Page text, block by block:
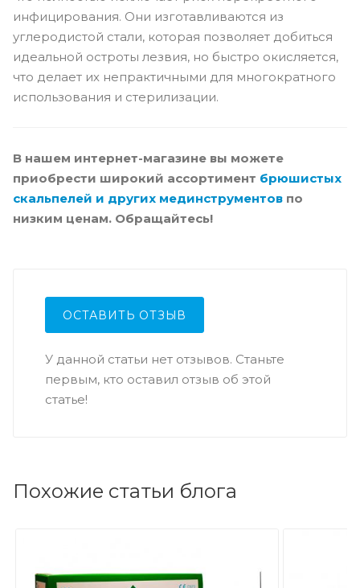
инфицирования. Они изготавливаются из
углеродистой стали, которая позволяет добиться
идеальной остроты лезвия, но быстро окисляется,
что делает их непрактичными для многократного
использования и стерилизации.
В нашем интернет-магазине вы можете
приобрести широкий ассортимент брюшистых
скальпелей и других мединструментов по
низким ценам. Обращайтесь!
ОСТАВИТЬ ОТЗЫВ
У данной статьи нет отзывов. Станьте
первым, кто оставил отзыв об этой
статье!
Похожие статьи блога